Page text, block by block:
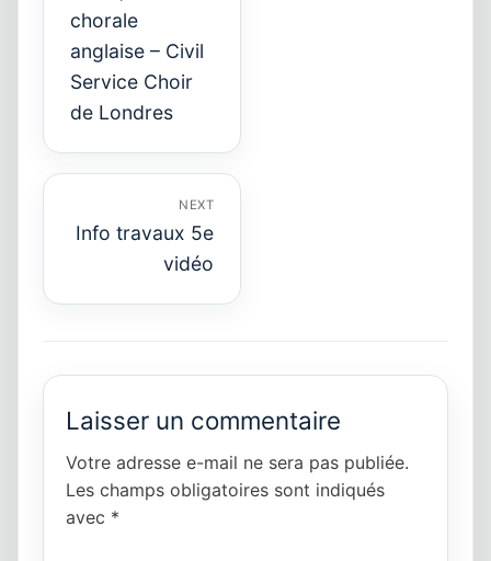
post:
chorale
anglaise – Civil
Service Choir
de Londres
NEXT
Info travaux 5e
vidéo
Laisser un commentaire
Votre adresse e-mail ne sera pas publiée.
Les champs obligatoires sont indiqués
avec *